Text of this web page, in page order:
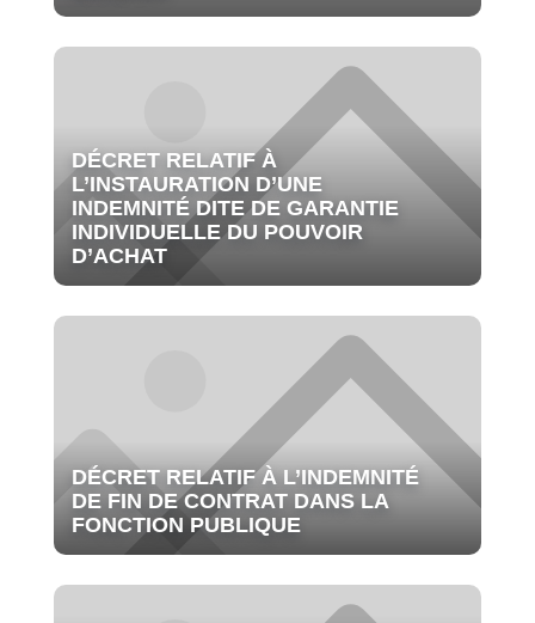
DÉCRET RELATIF À
L’INSTAURATION D’UNE
INDEMNITÉ DITE DE GARANTIE
INDIVIDUELLE DU POUVOIR
D’ACHAT
DÉCRET RELATIF À L’INDEMNITÉ
DE FIN DE CONTRAT DANS LA
FONCTION PUBLIQUE